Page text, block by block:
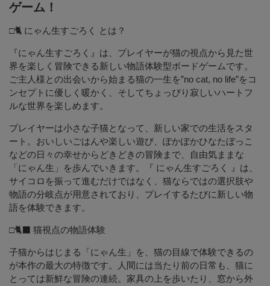
ゲーム！
□🐈 にゃん生すごろく とは？
『にゃん生すごろく』は、プレイヤーが猫の視点から見た世
界を楽しく冒険できる新しい物語体験型ボードゲームです。
ご主人様との出会いから始まる猫の一生を”no cat, no life”をコ
ンセプトに優しく暖かく、そしてちょっぴり寂しいハートフ
ルな世界を楽しめます。
プレイヤーは小さな子猫となって、新しい家での生活をスタ
ート。おいしいごはんや楽しい遊び、ぽかぽかひなたぼっこ
などの日々の幸せからどきどきの冒険まで、自由気ままな
「にゃん生」を歩んでいきます。『 にゃん生すごろく 』は、
サイコロを振って進むだけではなく、猫ならではの選択肢や
物語の分岐点が用意されており、プレイするたびに新しい物
語を体験できます。
□🐈‍⬛ 猫視点の物語体験
子猫からはじまる「にゃん生」を、猫の目線で体験できるの
が本作の最大の特徴です。人間には当たり前の日常も、猫に
とっては新鮮な冒険の連続。家具の上を歩いたり、窓から外